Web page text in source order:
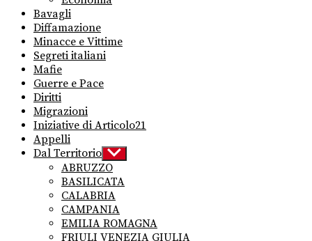
Bavagli
Diffamazione
Minacce e Vittime
Segreti italiani
Mafie
Guerre e Pace
Diritti
Migrazioni
Iniziative di Articolo21
Appelli
Dal Territorio Show
sub
menu
ABRUZZO
BASILICATA
CALABRIA
CAMPANIA
EMILIA ROMAGNA
FRIULI VENEZIA GIULIA